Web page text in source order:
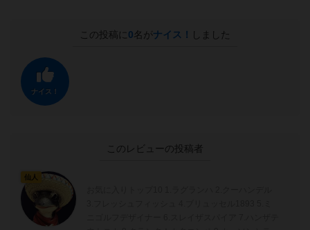
この投稿に 0名がナイス！ しました
ナイス！
このレビューの投稿者
仙人